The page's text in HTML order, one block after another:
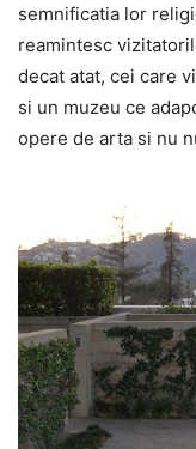
semnificatia lor
reamintesc
decat atat, cei care
si un muzeu ce
opere de arta si nu